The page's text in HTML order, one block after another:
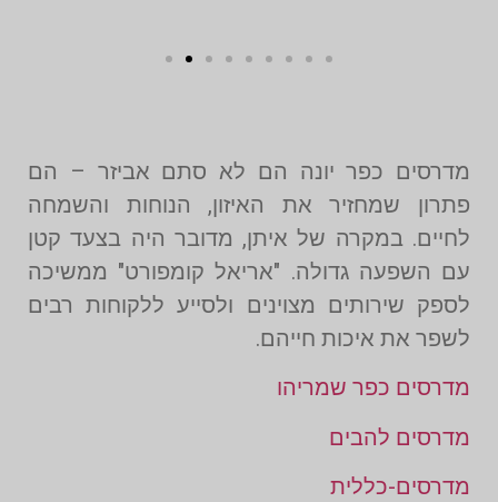
מדרסים כפר יונה הם לא סתם אביזר – הם
פתרון שמחזיר את האיזון, הנוחות והשמחה
לחיים. במקרה של איתן, מדובר היה בצעד קטן
עם השפעה גדולה. "אריאל קומפורט" ממשיכה
לספק שירותים מצוינים ולסייע ללקוחות רבים
לשפר את איכות חייהם.
מדרסים כפר שמריהו
מדרסים להבים
מדרסים-כללית